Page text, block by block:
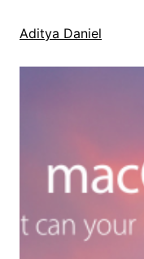
Aditya Daniel